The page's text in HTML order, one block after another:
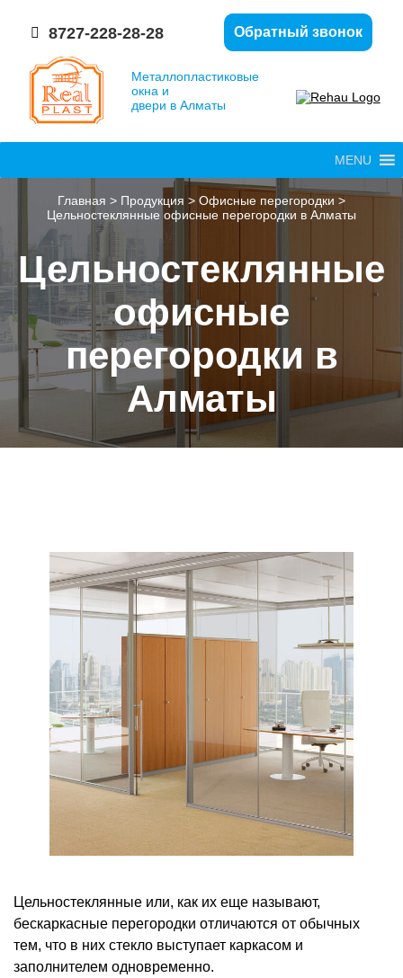
Обратный звонок
8727-228-28-28
Металлопластиковые
окна и
двери в Алматы
MENU
Главная > Продукция > Офисные перегородки >
Цельностеклянные офисные перегородки в Алматы
Цельностеклянные
офисные
перегородки в
Алматы
Цельностеклянные или, как их еще называют,
бескаркасные перегородки отличаются от обычных
тем, что в них стекло выступает каркасом и
заполнителем одновременно.